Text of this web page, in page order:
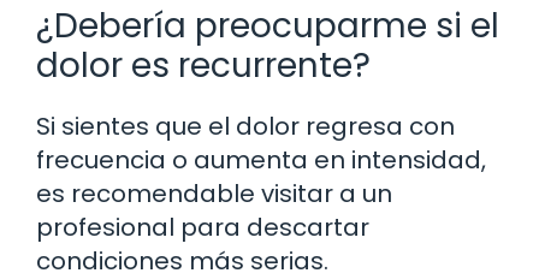
¿Debería preocuparme si el
dolor es recurrente?
Si sientes que el dolor regresa con
frecuencia o aumenta en intensidad,
es recomendable visitar a un
profesional para descartar
condiciones más serias.